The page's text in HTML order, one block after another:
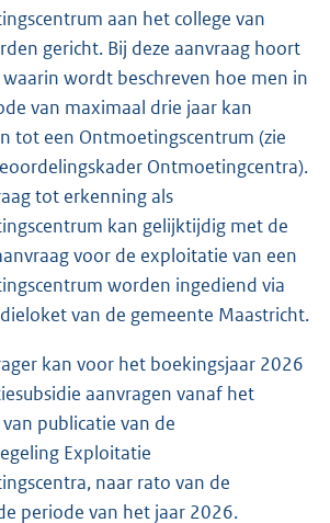
aan het college van
gericht. Bij deze aanvraag hoort
wordt beschreven hoe men in
van maximaal drie jaar kan
tot een Ontmoetingscentrum (zie
Ontmoetingcentra).
tot erkenning als
kan gelijktijdig met de
voor de exploitatie van een
worden ingediend via
van de gemeente Maastricht.
kan voor het boekingsjaar 2026
aanvragen vanaf het
publicatie van de
Exploitatie
naar rato van de
periode van het jaar 2026.